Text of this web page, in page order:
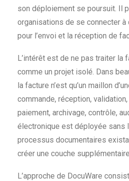
son déploiement se poursuit. Il
organisations de se connecter
pour l’envoi et la réception de
L’intérêt est de ne pas traiter la
comme un projet isolé. Dans
la facture n’est qu’un maillon
commande, réception,
paiement, archivage, contrôle,
électronique est déployée sans
processus documentaires
créer une couche
L’approche de DocuWare